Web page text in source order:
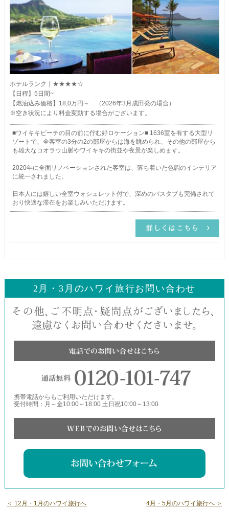
ホテルランク｜★★★★☆
【日程】5日間~
【燃油込み価格】18,0万円～ （2026年3月成田発の場合）
※空き状況により料金変動する場合がございます。
■ワイキキビーチの目の前に佇む好ロケーション■ 1636室を有する大型リ
ゾートで、全客室の3分の2の部屋からは海を眺められ、その他の部屋から
も雄大なコオラウ山脈やワイキキの街並や夜景が楽しめます。
2020年に全面リノベーションされた客室は、落ち着いた色調のインテリア
に統一されました。
日本人には嬉しい全室ウォシュレット付で、深めのバスタブも完備されて
おり快適な滞在をお楽しみいただけます。
2月・3月のハワイ旅行お問い合わせ
携帯電話からもご利用いただけます。
受付時間：月～金10:00～18:00 土日祝10:00～13:00
＜ 12月・1月のハワイ旅行へ 4月・5月のハワイ旅行へ ＞